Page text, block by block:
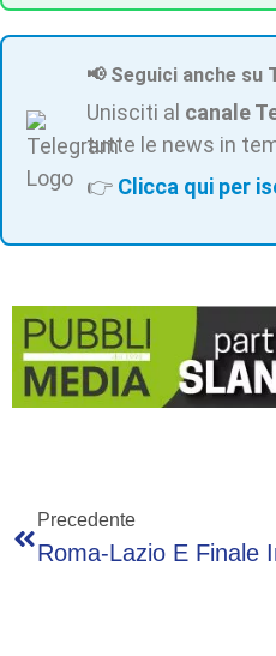
📢 Seguici anche su
Unisciti al canale
tutte le news in
👉 Clicca qui per
Precedente